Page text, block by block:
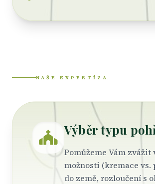
NAŠE EXPERTÍZA
Výběr typu
Pomůžeme Vám zvážit
možnosti (kremace vs.
do země, rozloučení s